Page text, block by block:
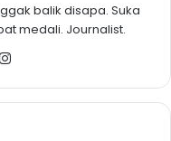
balik disapa. Suka
medali. Journalist.
X